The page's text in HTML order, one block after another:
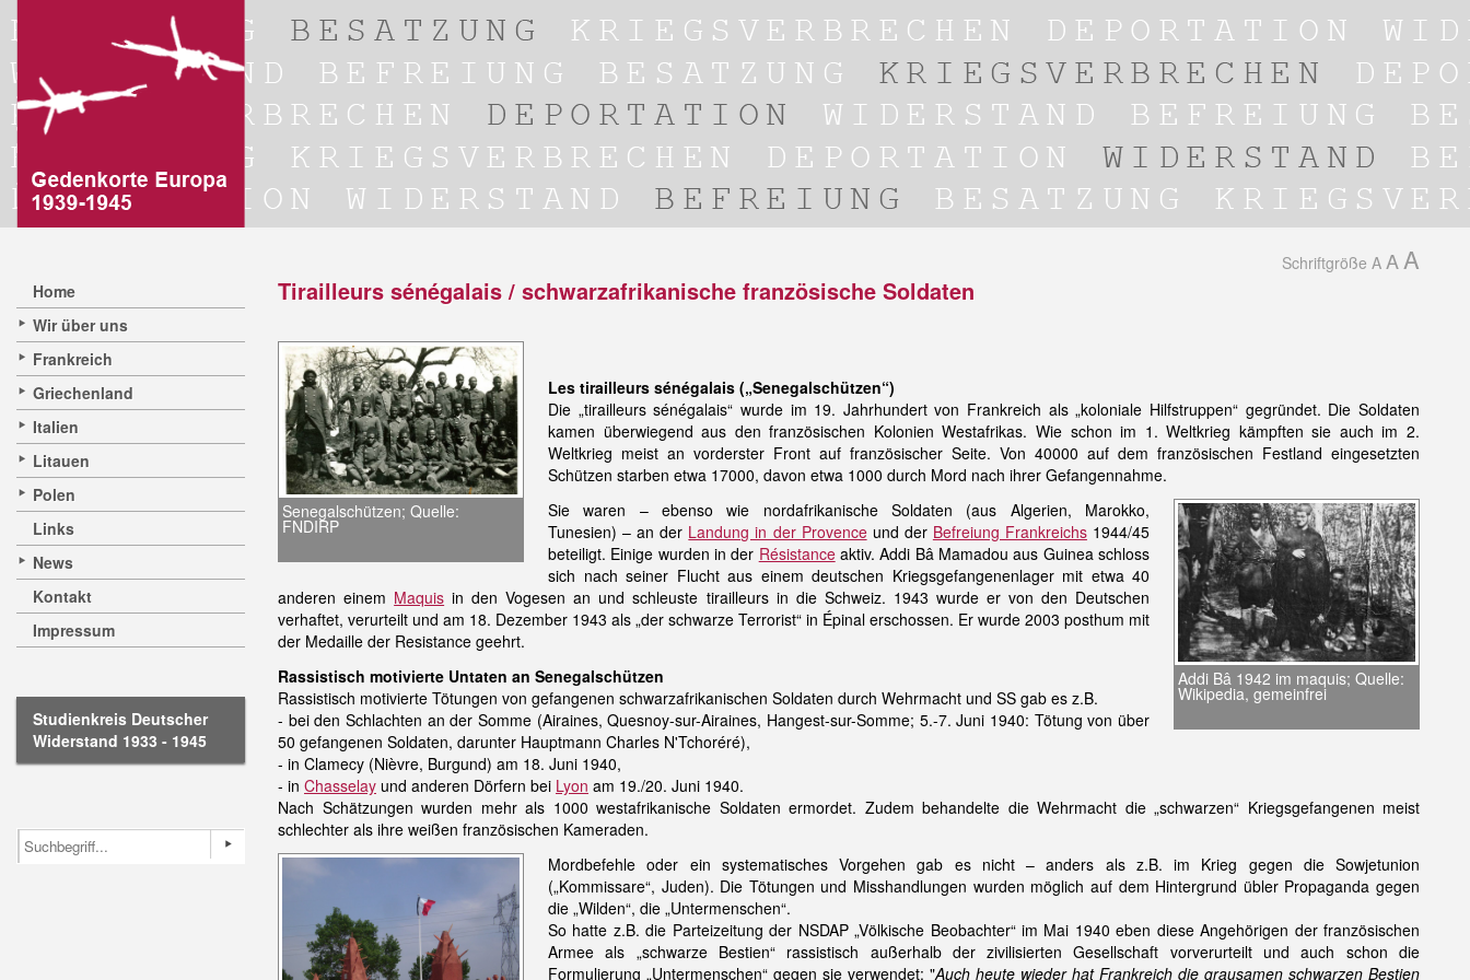
Home
Wir über uns
Frankreich
Griechenland
Italien
Litauen
Polen
Links
News
Kontakt
Impressum
Studienkreis Deutscher
Widerstand 1933 - 1945
Schriftgröße A A A
Tirailleurs sénégalais / schwarzafrikanische französische Soldaten
Senegalschützen; Quelle:
FNDIRP
Les tirailleurs sénégalais („Senegalschützen“)
Die „tirailleurs sénégalais“ wurde im 19. Jahrhundert von Frankreich als „koloniale Hilfstruppen“ gegründet. Die Soldaten
kamen überwiegend aus den französischen Kolonien Westafrikas. Wie schon im 1. Weltkrieg kämpften sie auch im 2.
Weltkrieg meist an vorderster Front auf französischer Seite. Von 40000 auf dem französischen Festland eingesetzten
Schützen starben etwa 17000, davon etwa 1000 durch Mord nach ihrer Gefangennahme.
Addi Bâ 1942 im maquis; Quelle:
Wikipedia, gemeinfrei
Sie waren – ebenso wie nordafrikanische Soldaten (aus Algerien, Marokko,
Tunesien) – an der Landung in der Provenceund der Befreiung Frankreichs1944/45
beteiligt. Einige wurden in der Résistanceaktiv. Addi Bâ Mamadou aus Guinea schloss
sich nach seiner Flucht aus einem deutschen Kriegsgefangenenlager mit etwa 40
anderen einem Maquis in den Vogesen an und schleuste tirailleurs in die Schweiz. 1943 wurde er von den Deutschen
verhaftet, verurteilt und am 18. Dezember 1943 als „der schwarze Terrorist“ in Épinal erschossen. Er wurde 2003 posthum mit
der Medaille der Resistance geehrt.
Rassistisch motivierte Untaten an Senegalschützen
Rassistisch motivierte Tötungen von gefangenen schwarzafrikanischen Soldaten durch Wehrmacht und SS gab es z.B.
- bei den Schlachten an der Somme (Airaines, Quesnoy-sur-Airaines, Hangest-sur-Somme; 5.-7. Juni 1940: Tötung von über
50 gefangenen Soldaten, darunter Hauptmann Charles N'Tchoréré),
- in Clamecy (Nièvre, Burgund) am 18. Juni 1940,
- in Chasselay und anderen Dörfern bei Lyon am 19./20. Juni 1940.
Nach Schätzungen wurden mehr als 1000 westafrikanische Soldaten ermordet. Zudem behandelte die Wehrmacht die „schwarzen“ Kriegsgefangenen meist
schlechter als ihre weißen französischen Kameraden.
Mordbefehle oder ein systematisches Vorgehen gab es nicht – anders als z.B. im Krieg gegen die Sowjetunion
(„Kommissare“, Juden). Die Tötungen und Misshandlungen wurden möglich auf dem Hintergrund übler Propaganda gegen
die „Wilden“, die „Untermenschen“.
So hatte z.B. die Parteizeitung der NSDAP „Völkische Beobachter“ im Mai 1940 eben diese Angehörigen der französischen
Armee als „schwarze Bestien“ rassistisch außerhalb der zivilisierten Gesellschaft vorverurteilt und auch schon die
Formulierung „Untermenschen“ gegen sie verwendet: "Auch heute wieder hat Frankreich die grausamen schwarzen Bestien